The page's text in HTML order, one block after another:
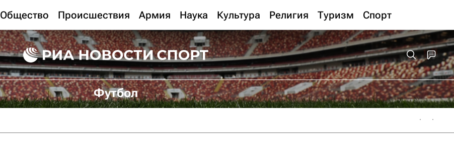
Общество Происшествия Армия Наука Культура Религия Туризм Спорт
Футбол